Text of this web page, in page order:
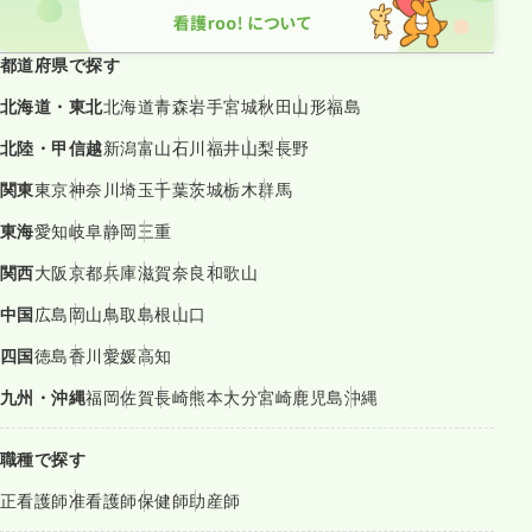
都道府県で探す
北海道・東北北海道青森岩手宮城秋田山形福島
北陸・甲信越新潟富山石川福井山梨長野
関東東京神奈川埼玉千葉茨城栃木群馬
東海愛知岐阜静岡三重
関西大阪京都兵庫滋賀奈良和歌山
中国広島岡山鳥取島根山口
四国徳島香川愛媛高知
九州・沖縄福岡佐賀長崎熊本大分宮崎鹿児島沖縄
職種で探す
正看護師准看護師保健師助産師